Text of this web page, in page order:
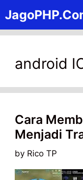
to
content
android
Cara
Menjadi
by Rico TP